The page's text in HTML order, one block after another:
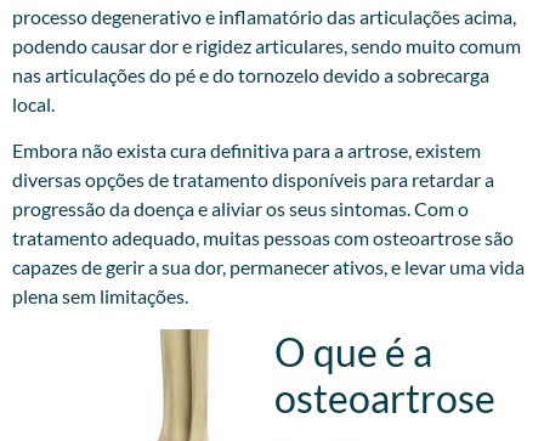
processo degenerativo e inflamatório das articulações acima,
podendo causar dor e rigidez articulares, sendo muito comum
nas articulações do pé e do tornozelo devido a sobrecarga
local.
Embora não exista cura definitiva para a artrose, existem
diversas opções de tratamento disponíveis para retardar a
progressão da doença e aliviar os seus sintomas. Com o
tratamento adequado, muitas pessoas com osteoartrose são
capazes de gerir a sua dor, permanecer ativos, e levar uma vida
plena sem limitações.
O que é a
osteoartrose